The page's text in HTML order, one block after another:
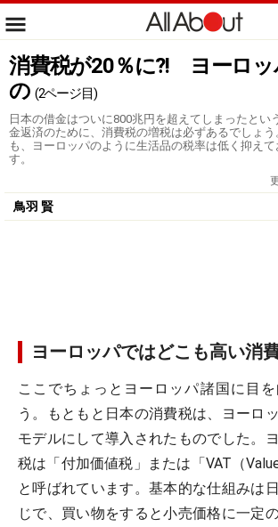
消費税が20％に?! ヨーロッ
の (2ページ目)
日本の借金はついに800兆円を超えてしまったとい
金返済のために、消費税の増税は必ずあるでしょ
も、ヨーロッパのように生活品の税率は低く抑え
す。
鳥羽 賢
ヨーロッパではどこも高い消
ここでちょっとヨーロッパ諸国に目
う。もともと日本の消費税は、ヨーロ
モデルにして導入されたものでした。
税は「付加価値税」または「VAT（
と呼ばれています。基本的な仕組みは
じで、買い物をすると小売価格に一定